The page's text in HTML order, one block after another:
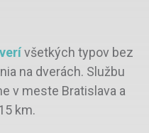
všetkých typov bez
na dverách. Službu
v meste Bratislava a
km.